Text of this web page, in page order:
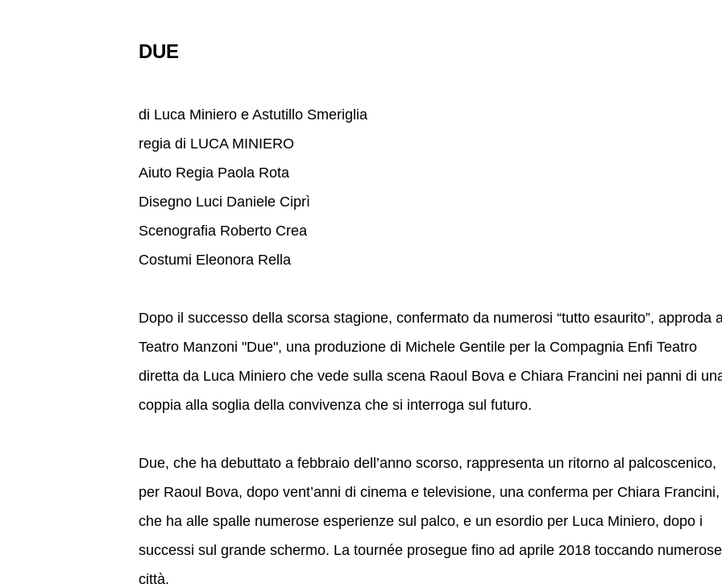
DUE
di Luca Miniero e Astutillo Smeriglia
regia di LUCA MINIERO
Aiuto Regia Paola Rota
Disegno Luci Daniele Ciprì
Scenografia Roberto Crea
Costumi Eleonora Rella
Dopo il successo della scorsa stagione, confermato da numerosi “tutto esaurito”, approda
Teatro Manzoni "Due", una produzione di Michele Gentile per la Compagnia Enfi Teatro
diretta da Luca Miniero che vede sulla scena Raoul Bova e Chiara Francini nei panni di
coppia alla soglia della convivenza che si interroga sul futuro.
Due, che ha debuttato a febbraio dell’anno scorso, rappresenta un ritorno al palcoscenico,
per Raoul Bova, dopo vent’anni di cinema e televisione, una conferma per Chiara Francini,
che ha alle spalle numerose esperienze sul palco, e un esordio per Luca Miniero, dopo i
successi sul grande schermo. La tournée prosegue fino ad aprile 2018 toccando numerose
città.